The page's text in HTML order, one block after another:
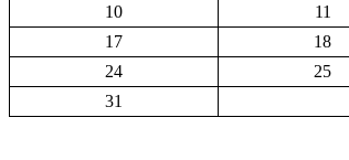
10
11
17
18
24
25
31